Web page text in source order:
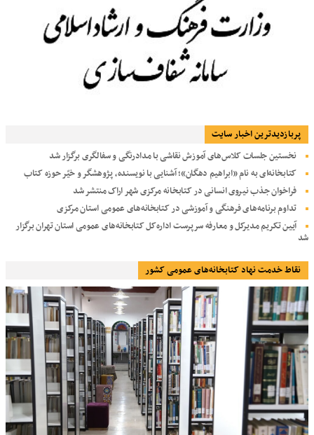
پربازديدترين اخبار سایت
نخستین جلسات کلاس‌های آموزش نقاشی با مدادرنگی و سفالگری برگزار شد
کتابخانه‌ای به نام «ابراهیم دهگان»؛ آشنایی با نویسنده، پژوهشگر و خیّر حوزه کتاب
فراخوان جذب نیروی انسانی در کتابخانه مرکزی شهر اراک منتشر شد
تداوم برنامه‌های فرهنگی و آموزشی در کتابخانه‌های عمومی استان مرکزی
آیین تکریم مدیرکل و معارفه سرپرست اداره‌کل کتابخانه‌های عمومی استان تهران برگزار
شد
نقاط خدمت نهاد کتابخانه‌های عمومی کشور